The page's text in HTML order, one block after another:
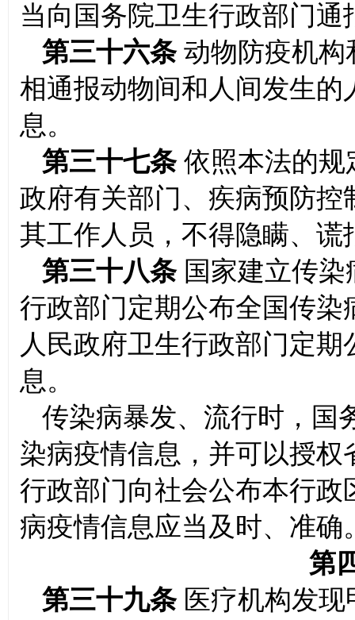
当向国务院卫生行政部门通
第三十六条 动物防疫机构
相通报动物间和人间发生
息。
第三十七条 依照本法的规
政府有关部门、疾病预防
其工作人员，不得隐瞒、谎
第三十八条 国家建立传
行政部门定期公布全国传
人民政府卫生行政部门定
息。
传染病暴发、流行时，国
染病疫情信息，并可以授
行政部门向社会公布本行
病疫情信息应当及时、准确
第
第三十九条 医疗机构发